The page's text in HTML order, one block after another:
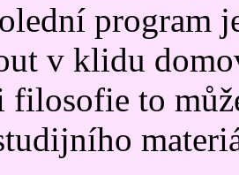
program
v klidu
filosofie to